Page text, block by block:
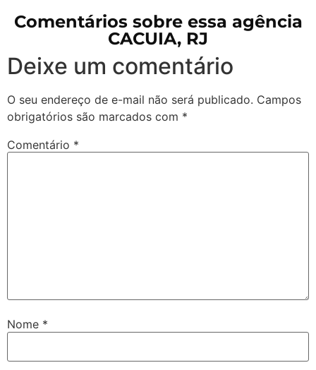
Comentários sobre essa agência
CACUIA, RJ
Deixe um comentário
O seu endereço de e-mail não será publicado. Campos
obrigatórios são marcados com *
Comentário *
Nome *